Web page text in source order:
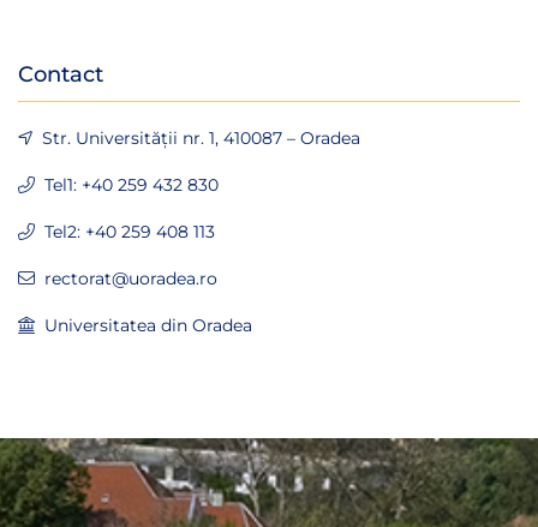
Contact
Str. Universității nr. 1, 410087 – Oradea
Tel1: +40 259 432 830
Tel2: +40 259 408 113
rectorat@uoradea.ro
Universitatea din Oradea